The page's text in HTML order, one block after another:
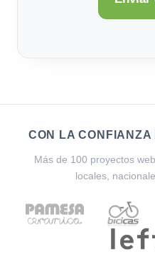
CON LA CONFIANZA
Más de 100 proyectos
locales,